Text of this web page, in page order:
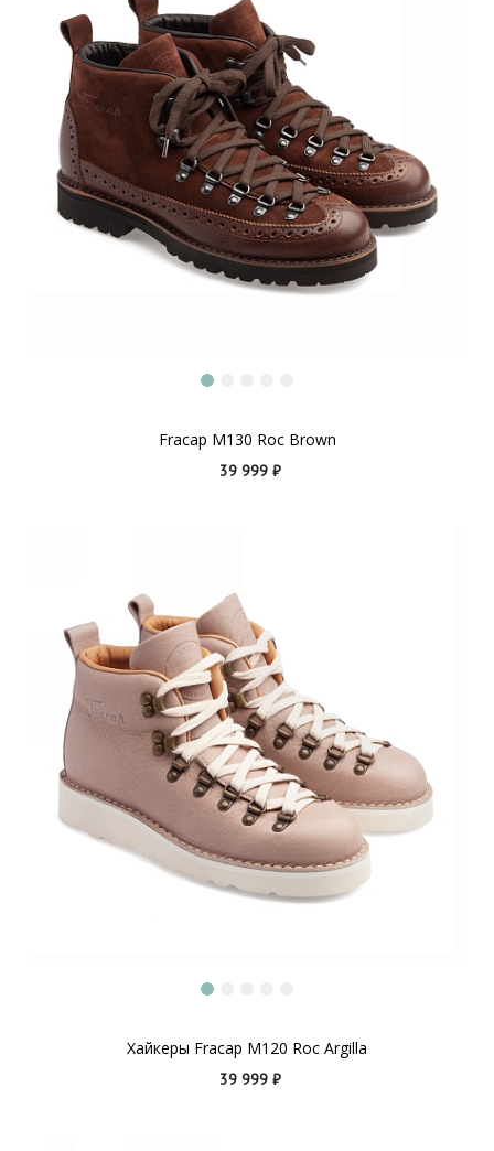
Fracap M130 Roc Brown
39 999 ₽
Хайкеры Fracap M120 Roc Argilla
39 999 ₽